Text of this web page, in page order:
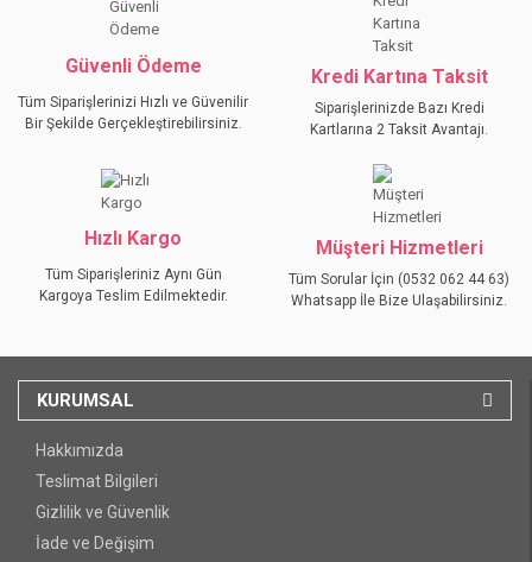
Bu ürüne benzer farklı alternatifler olmalı.
Güvenli Ödeme
Tüm Siparişlerinizi Hızlı ve Güvenilir
Bir Şekilde Gerçekleştirebilirsiniz.
Kredi Kartına Taksit
Siparişlerinizde Bazı Kredi
Kartlarına 2 Taksit Avantajı.
Hızlı Kargo
Tüm Siparişleriniz Aynı Gün
Kargoya Teslim Edilmektedir.
Müşteri Hizmetleri
Tüm Sorular İçin (0532 062 44 63)
Whatsapp İle Bize Ulaşabilirsiniz.
KURUMSAL
Hakkımızda
Teslimat Bilgileri
Gizlilik ve Güvenlik
İade ve Değişim